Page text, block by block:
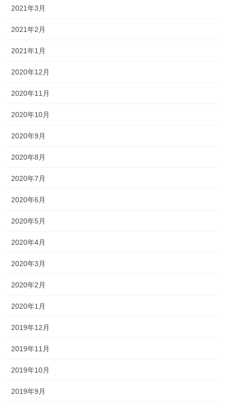
2021年3月
2021年2月
2021年1月
2020年12月
2020年11月
2020年10月
2020年9月
2020年8月
2020年7月
2020年6月
2020年5月
2020年4月
2020年3月
2020年2月
2020年1月
2019年12月
2019年11月
2019年10月
2019年9月